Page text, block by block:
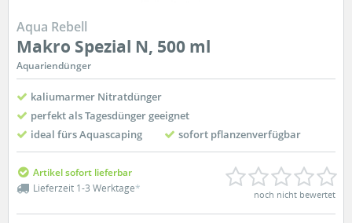
Aqua Rebell
Makro Spezial N, 500 ml
Aquariendünger
kaliumarmer Nitratdünger
perfekt als Tagesdünger geeignet
ideal fürs Aquascaping
sofort pflanzenverfügbar
Artikel sofort lieferbar
Lieferzeit 1-3 Werktage* noch nicht bewertet